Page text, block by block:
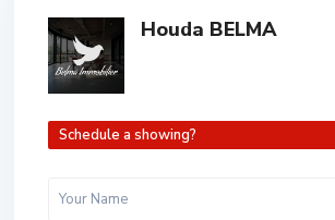
Houda BELMA
Schedule a showing?